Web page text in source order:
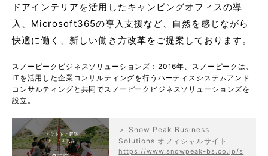
ドアインテリアを活用したキャンピングオフィスの導
入、Microsoft365の導入支援など、自然を感じながら
快適に働く、新しい働き方改革をご提案しております。
スノーピークビジネスソリューションズ：2016年、スノーピークは、
ITを活用した企業コンサルティングを行うハーティスシステムアンド
コンサルティングと共同でスノーピークビジネスソリューションズを
設立。
＞ Snow Peak Business
Solutions オフィシャルサイト
https://www.snowpeak-bs.co.jp/s